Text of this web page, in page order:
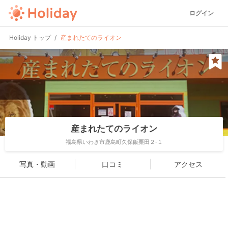
ログイン
Holiday トップ 産まれたてのライオン
産まれたてのライオン
福島県いわき市鹿島町久保飯栗田２-１
写真・動画 口コミ アクセス